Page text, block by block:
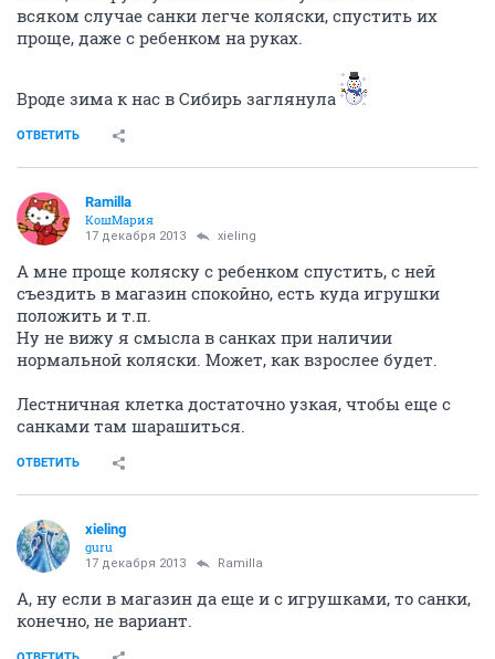
всяком случае санки легче коляски, спустить их
проще, даже с ребенком на руках.
Вроде зима к нас в Сибирь заглянула
ОТВЕТИТЬ
Ramilla
КошМария
17 декабря 2013 xieling
А мне проще коляску с ребенком спустить, с ней
съездить в магазин спокойно, есть куда игрушки
положить и т.п.
Ну не вижу я смысла в санках при наличии
нормальной коляски. Может, как взрослее будет.
Лестничная клетка достаточно узкая, чтобы еще с
санками там шарашиться.
ОТВЕТИТЬ
xieling
guru
17 декабря 2013 Ramilla
А, ну если в магазин да еще и с игрушками, то санки,
конечно, не вариант.